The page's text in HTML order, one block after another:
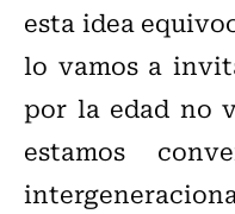
esta idea
lo vamos a
por la edad no
estamos